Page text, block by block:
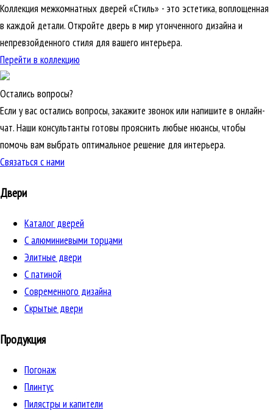
Коллекция межкомнатных дверей «Стиль» - это эстетика, воплощенная
в каждой детали. Откройте дверь в мир утонченного дизайна и
непревзойденного стиля для вашего интерьера.
Перейти в коллекцию
Остались вопросы?
Если у вас остались вопросы, закажите звонок или напишите в онлайн-
чат. Наши консультанты готовы прояснить любые нюансы, чтобы
помочь вам выбрать оптимальное решение для интерьера.
Связаться с нами
Двери
Каталог дверей
C алюминиевыми торцами
Элитные двери
C патиной
Cовременного дизайна
Скрытые двери
Продукция
Погонаж
Плинтус
Пилястры и капители